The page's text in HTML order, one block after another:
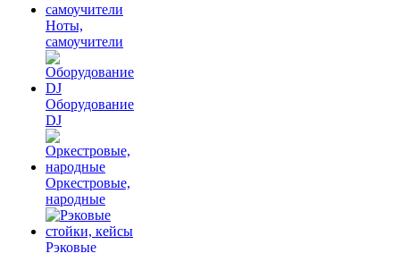
Ноты,
самоучители
Оборудование
DJ
Оркестровые,
народные
Рэковые